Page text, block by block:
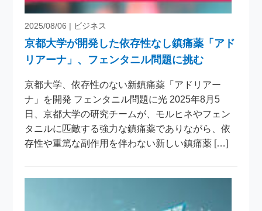
2025/08/06 | ビジネス
京都大学が開発した依存性なし鎮痛薬「アド
リアーナ」、フェンタニル問題に挑む
京都大学、依存性のない新鎮痛薬「アドリアー
ナ」を開発 フェンタニル問題に光 2025年8月5
日、京都大学の研究チームが、モルヒネやフェン
タニルに匹敵する強力な鎮痛薬でありながら、依
存性や重篤な副作用を伴わない新しい鎮痛薬 […]